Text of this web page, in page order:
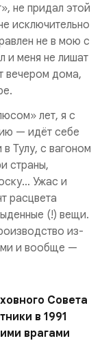
не придал этой
исключительно
не в мою с
и меня не лишат
вечером дома,
лет, я с
— идёт себе
Тулу, с вагоном
страны,
Ужас и
расцвета
(!) вещи.
из-
и вообще —
Совета
в 1991
врагами